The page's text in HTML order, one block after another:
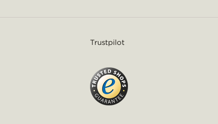
Trustpilot